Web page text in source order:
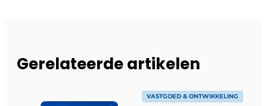
Gerelateerde artikelen
VASTGOED & ONTWIKKELING